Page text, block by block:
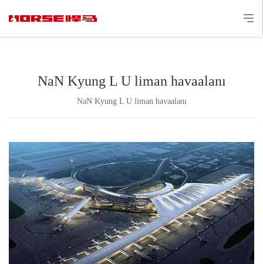
NaN Kyung L U liman havaalanı
NaN Kyung L U liman havaalanı